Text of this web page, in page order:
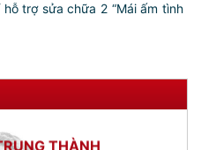
trợ sửa chữa 2 “Mái ấm tình
ĐỠ
THÀNH
LỄ PHÉP